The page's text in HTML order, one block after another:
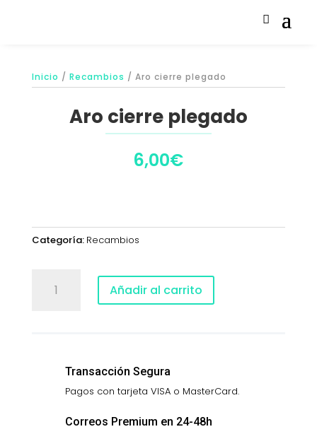
Inicio / Recambios / Aro cierre plegado
Aro cierre plegado
6,00€
Categoría: Recambios
cierre
Añadir al carrito
Transacción Segura
Pagos con tarjeta VISA o MasterCard.
Correos Premium en 24-48h